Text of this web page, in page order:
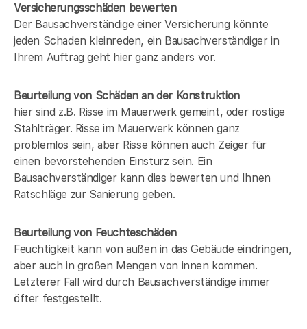
Versicherungsschäden bewerten
Der Bausachverständige einer Versicherung könnte
jeden Schaden kleinreden, ein Bausachverständiger in
Ihrem Auftrag geht hier ganz anders vor.
Beurteilung von Schäden an der Konstruktion
hier sind z.B. Risse im Mauerwerk gemeint, oder rostige
Stahlträger. Risse im Mauerwerk können ganz
problemlos sein, aber Risse können auch Zeiger für
einen bevorstehenden Einsturz sein. Ein
Bausachverständiger kann dies bewerten und Ihnen
Ratschläge zur Sanierung geben.
Beurteilung von Feuchteschäden
Feuchtigkeit kann von außen in das Gebäude eindringen,
aber auch in großen Mengen von innen kommen.
Letzterer Fall wird durch Bausachverständige immer
öfter festgestellt.